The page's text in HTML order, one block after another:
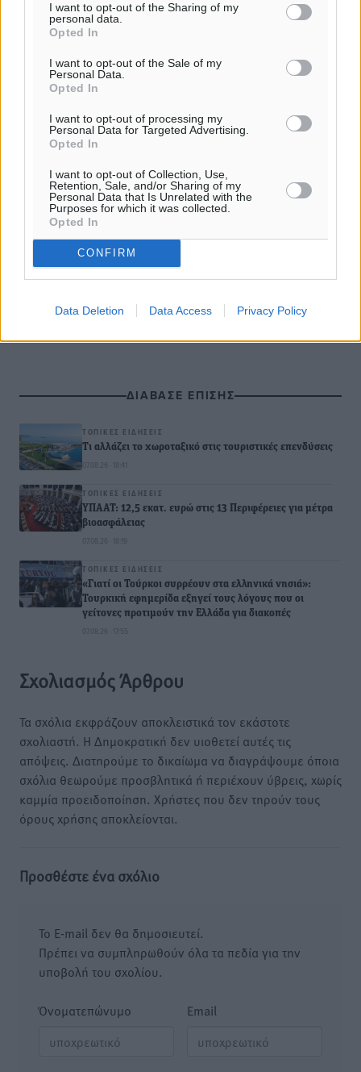
I want to opt-out of the Sharing of my
personal data.
Opted In
I want to opt-out of the Sale of my
Personal Data.
Opted In
I want to opt-out of processing my
Personal Data for Targeted Advertising.
Opted In
I want to opt-out of Collection, Use,
Retention, Sale, and/or Sharing of my
Personal Data that Is Unrelated with the
Purposes for which it was collected.
Opted In
CONFIRM
Data Deletion Data Access Privacy Policy
ΣΧΕΤΙΚΆ
club 8 pool club: Η απόλυτη καλοκαιρινή εμπειρία ανοιγει
στο φαληρακι της ροδου
Club 8 Pool Club: Ο επαναπροσδιορισμός της απόλαυσης και
της φιλοξενίας με έναν παράδεισο πολυτέλειας στη Ρόδο
Lions Club Χάλκη & Leo Club Χαλκη Genesis: 1ο Φεστιβάλ
Μακαρονιού Χάλκης την Κυριακή 3 Αυγούστου 2025
Wine Tasting Day Rhodes 2026 - Η μεγάλη οινική γιορτή της
Ρόδου επιστρέφει δυναμικά!
ΔΙΑΒΑΣΕ ΕΠΙΣΗΣ
ΤΟΠΙΚΈΣ ΕΙΔΉΣΕΙΣ
Τι αλλάζει το χωροταξικό στις τουριστικές επενδύσεις
07.08.26 · 18:41
ΤΟΠΙΚΈΣ ΕΙΔΉΣΕΙΣ
ΥΠΑΑΤ: 12,5 εκατ. ευρώ στις 13 Περιφέρειες για μέτρα
βιοασφάλειας
07.08.26 · 18:19
ΤΟΠΙΚΈΣ ΕΙΔΉΣΕΙΣ
«Γιατί οι Τούρκοι συρρέουν στα ελληνικά νησιά»:
Τουρκική εφημερίδα εξηγεί τους λόγους που οι
γείτονες προτιμούν την Ελλάδα για διακοπές
07.08.26 · 17:55
Σχολιασμός Άρθρου
Τα σχόλια εκφράζουν αποκλειστικά τον εκάστοτε
σχολιαστή. Η Δημοκρατική δεν υιοθετεί αυτές τις
απόψεις. Διατηρούμε το δικαίωμα να διαγράψουμε όποια
σχόλια θεωρούμε προσβλητικά ή περιέχουν ύβρεις, χωρίς
καμμία προειδοποίηση. Χρήστες που δεν τηρούν τους
όρους χρήσης αποκλείονται.
Προσθέστε ένα σχόλιο
Το E-mail δεν θα δημοσιευτεί.
Πρέπει να συμπληρωθούν όλα τα πεδία για την
υποβολή του σχολίου.
Όνοματεπώνυμο Email